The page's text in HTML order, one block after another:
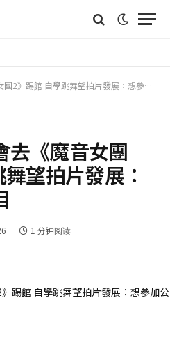
踢館 自學跳舞望拍片發展：想參加公司節目
去《魔音女團
望拍片發展：
1 分钟阅读